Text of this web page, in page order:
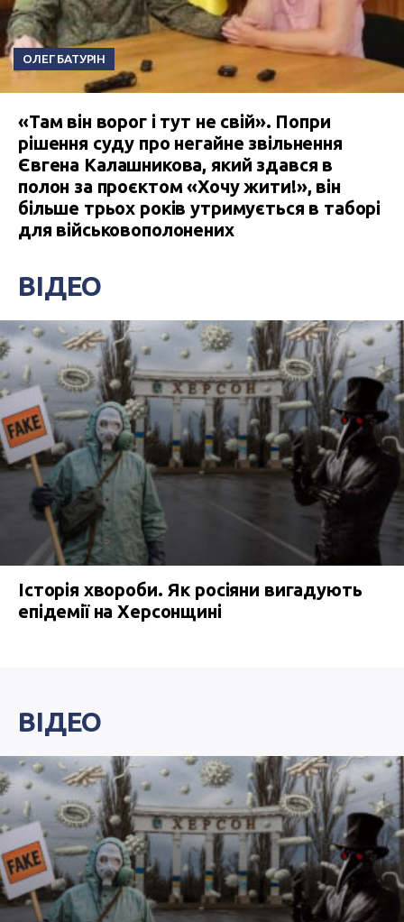
ОЛЕГ БАТУРІН
«Там він ворог і тут не свій». Попри
рішення суду про негайне звільнення
Євгена Калашникова, який здався в
полон за проєктом «Хочу жити!», він
більше трьох років утримується в таборі
для військовополонених
ВІДЕО
Історія хвороби. Як росіяни вигадують
епідемії на Херсонщині
ВІДЕО